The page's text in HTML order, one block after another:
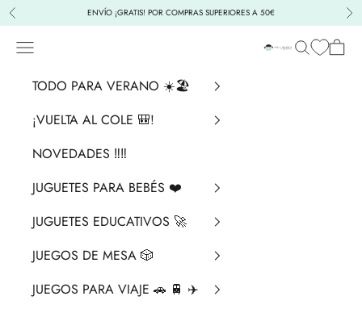
Ir al contenido
Anterior ENVÍO ¡GRATIS! POR COMPRAS SUPERIORES A 50€
La Chata
Menú BuscarCesta
TODO PARA VERANO ☀️🏖️
¡VUELTA AL COLE 🎒!
NOVEDADES ‼️​‼️​
JUGUETES PARA BEBÉS ❤️​
JUGUETES EDUCATIVOS 🚀
JUEGOS DE MESA 🎲
JUEGOS PARA VIAJE 🚗 🚆 ✈️